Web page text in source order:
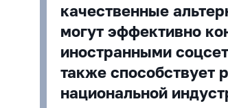
качественные
могут эффективно
иностранными
также способствует
национальной